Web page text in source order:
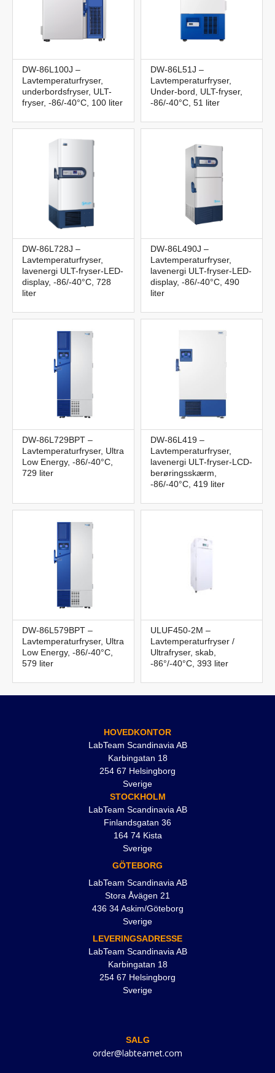
DW-86L100J –
Lavtemperaturfryser,
underbordsfryser, ULT-
fryser, -86/-40°C, 100 liter
DW-86L51J –
Lavtemperaturfryser,
Under-bord, ULT-fryser,
-86/-40°C, 51 liter
DW-86L728J –
Lavtemperaturfryser,
lavenergi ULT-fryser-LED-
display, -86/-40°C, 728
liter
DW-86L490J –
Lavtemperaturfryser,
lavenergi ULT-fryser-LED-
display, -86/-40°C, 490
liter
DW-86L729BPT –
Lavtemperaturfryser, Ultra
Low Energy, -86/-40°C,
729 liter
DW-86L419 –
Lavtemperaturfryser,
lavenergi ULT-fryser-LCD-
berøringsskærm,
-86/-40°C, 419 liter
DW-86L579BPT –
Lavtemperaturfryser, Ultra
Low Energy, -86/-40°C,
579 liter
ULUF450-2M –
Lavtemperaturfryser /
Ultrafryser, skab,
-86°/-40°C, 393 liter
HOVEDKONTOR
LabTeam Scandinavia AB
Karbingatan 18
254 67 Helsingborg
Sverige
STOCKHOLM
LabTeam Scandinavia AB
Finlandsgatan 36
164 74 Kista
Sverige
GÖTEBORG
LabTeam Scandinavia AB
Stora Åvägen 21
436 34 Askim/Göteborg
Sverige
LEVERINGSADRESSE
LabTeam Scandinavia AB
Karbingatan 18
254 67 Helsingborg
Sverige
SALG
order@labteamet.com